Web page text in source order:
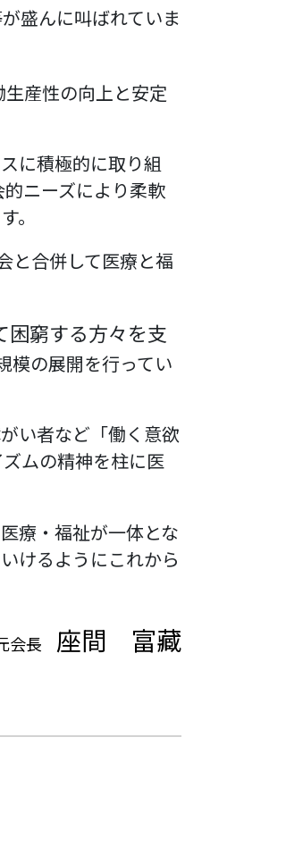
盛んに叫ばれていま
産性の向上と安定
に積極的に取り組
ニーズにより柔軟
。
と合併して医療と福
困窮する方々を支
模の展開を行ってい
い者など「働く意欲
ムの精神を柱に医
療・福祉が一体とな
けるようにこれから
会長 座間 富藏